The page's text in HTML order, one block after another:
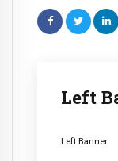
Left
Left Banner